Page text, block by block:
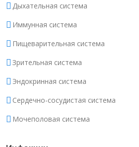
Дыхательная система
Иммунная система
Пищеварительная система
Зрительная система
Эндокринная система
Сердечно-сосудистая система
Мочеполовая система